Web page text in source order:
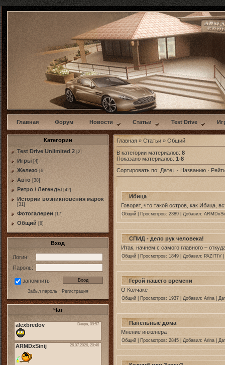
w
Главная Форум Новости Статьи Test Drive
Категории
Test Drive Unlimited 2 [2]
Игры [4]
Железо [6]
Авто [38]
Ретро / Легенды [42]
Истории возникновения марок
[31]
Фотогалереи [17]
Общий [8]
Вход
Логин:
Пароль:
запомнить
Забыл пароль· Регистрация
Чат
Главная » Статьи » Общий
В категории материалов: 8
Показано материалов: 1-8
Сортировать по: Дате · Названию ·
Ибица
Говорят, что такой остров, как Ибица,
Общий | Просмотров: 2389 | Добавил:
СПИД - дело рук человека!
Итак, начнем с самого главного –
Общий | Просмотров: 1849 | Добавил: PAZITIV
Герой нашего времени
О Колчаке
Общий | Просмотров: 1937 | Добавил: Arina |
Панельные дома
Мнение инженера
Общий | Просмотров: 2845 | Добавил: Arina |